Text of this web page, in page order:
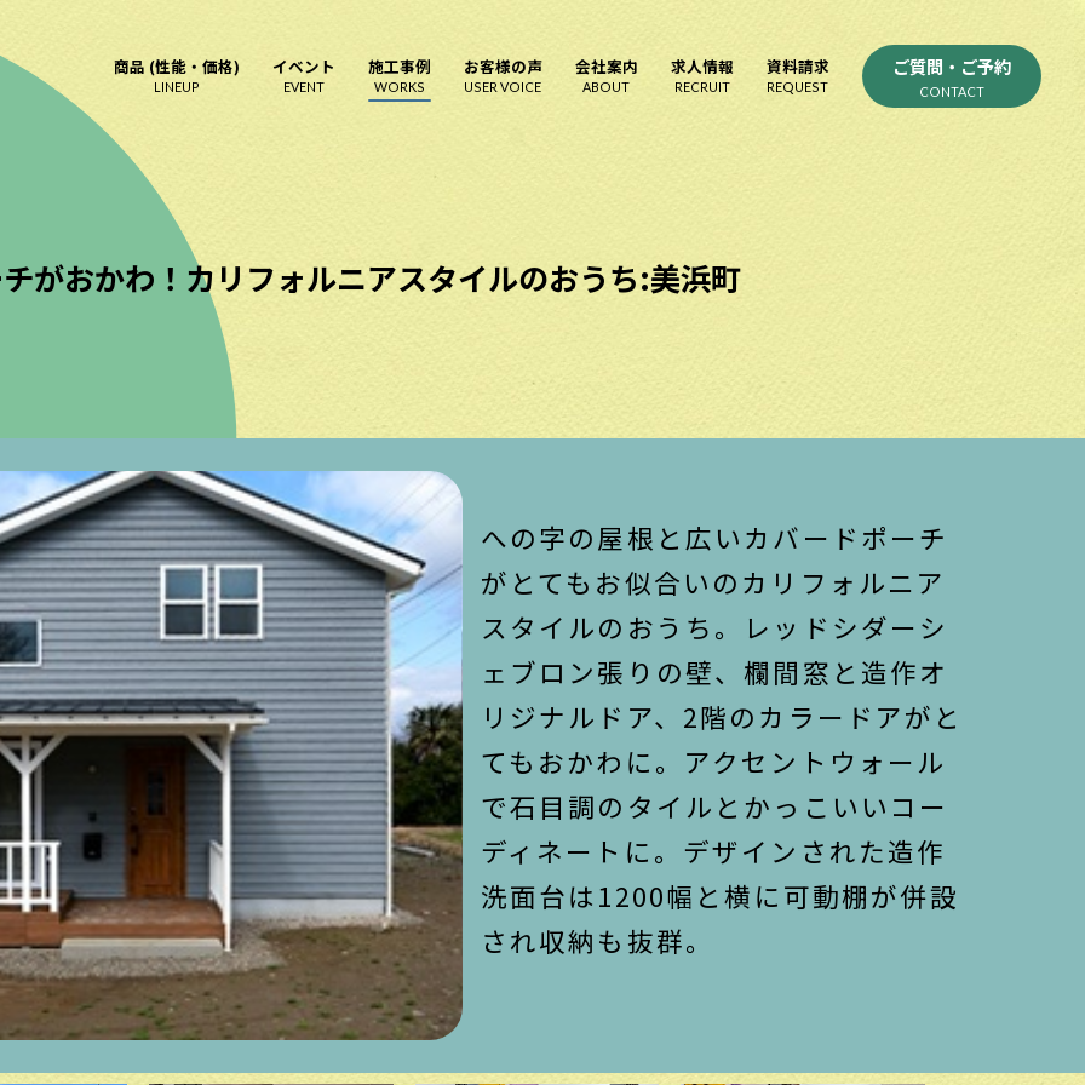
商品 (性能・価格)
LINEUP
イベント
EVENT
施工事例
WORKS
お客様の声
USER VOICE
会社案内
ABOUT
求人情報
RECRUIT
資料請求
REQUEST
ご質問・ご予約
CONTACT
がおかわ！カリフォルニアスタイルのおうち:美浜町
への字の屋根と広いカバードポーチ
がとてもお似合いのカリフォルニア
スタイルのおうち。レッドシダーシ
ェブロン張りの壁、欄間窓と造作オ
リジナルドア、2階のカラードアがと
てもおかわに。 アクセントウォール
で石目調のタイルとかっこいいコー
ディネートに。 デザインされた造作
洗面台は1200幅と横に可動棚が併設
され収納も抜群。